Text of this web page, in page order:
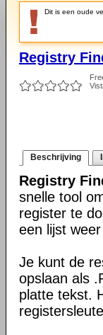
Dit is een oude
Registry
Beschrijving
Registry
snelle tool
register te
een lijst
Je kunt de
opslaan als
platte tekst.